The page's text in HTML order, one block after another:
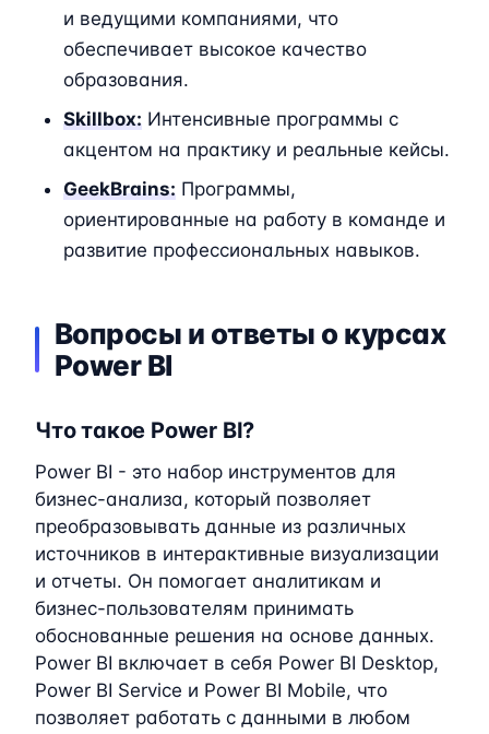
и ведущими компаниями, что
обеспечивает высокое качество
образования.
Skillbox: Интенсивные программы с
акцентом на практику и реальные кейсы.
GeekBrains: Программы,
ориентированные на работу в команде и
развитие профессиональных навыков.
Вопросы и ответы о курсах
Power BI
Что такое Power BI?
Power BI - это набор инструментов для
бизнес-анализа, который позволяет
преобразовывать данные из различных
источников в интерактивные визуализации
и отчеты. Он помогает аналитикам и
бизнес-пользователям принимать
обоснованные решения на основе данных.
Power BI включает в себя Power BI Desktop,
Power BI Service и Power BI Mobile, что
позволяет работать с данными в любом